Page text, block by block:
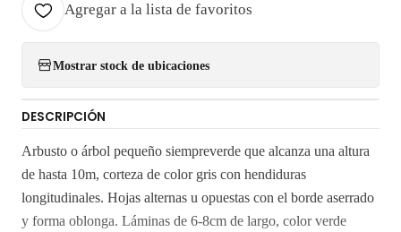
Agregar a la lista de favoritos
Mostrar stock de ubicaciones
DESCRIPCIÓN
Arbusto o árbol pequeño siempreverde que alcanza una altura
de hasta 10m, corteza de color gris con hendiduras
longitudinales. Hojas alternas u opuestas con el borde aserrado
y forma oblonga. Láminas de 6-8cm de largo, color verde